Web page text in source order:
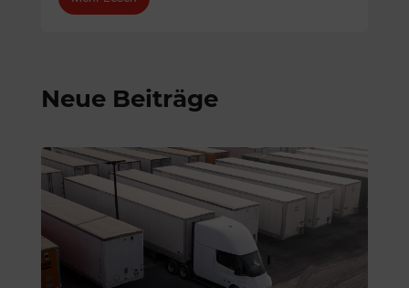
Neue Beiträge